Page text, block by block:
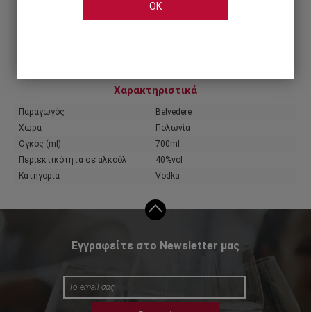
Χαρακτηριστικά
Παραγωγός
Belvedere
Χώρα
Πολωνία
Όγκος (ml)
700ml
Περιεκτικότητα σε αλκοόλ
40%vol
Κατηγορία
Vodka
Εγγραφείτε στο Newsletter μας
OK